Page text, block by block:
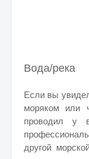
Вода/река
Если вы
моряком или
проводил
другой